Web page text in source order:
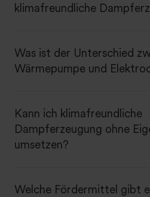
klimafreundliche
Was ist der Unterschied
Wärmepumpe und
Kann ich klimafreundliche
Dampferzeugung ohne
umsetzen?
Welche Fördermittel gibt